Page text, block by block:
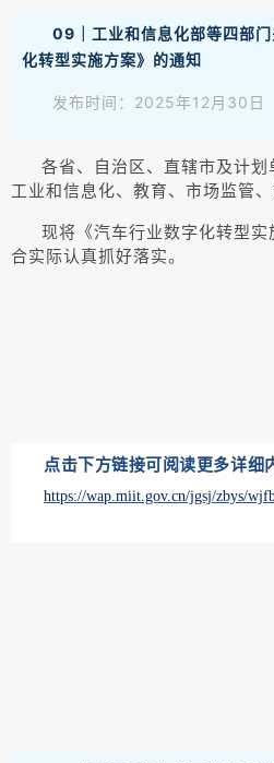
09｜工业和信息化部等四部
化转型实施方案》的通知
发布时间：2025年12月30日
各省、自治区、直辖市及计
工业和信息化、教育、市场监管、
现将《汽车行业数字化转型
合实际认真抓好落实。
点击下方链接可阅读更多详细
https://wap.miit.gov.cn/jgsj/zbys/